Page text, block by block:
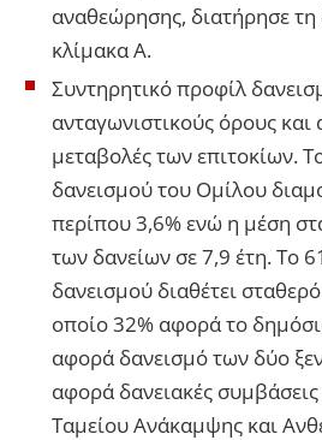
αναθεώρησης, διατήρησε
κλίμακα A.
Συντηρητικό προφίλ
ανταγωνιστικούς όρους και
μεταβολές των επιτοκίων.
δανεισμού του Ομίλου
περίπου 3,6% ενώ η μέση
των δανείων σε 7,9 έτη. Το
δανεισμού διαθέτει
οποίο 32% αφορά το
αφορά δανεισμό των δύο
αφορά δανειακές
Ταμείου Ανάκαμψης και